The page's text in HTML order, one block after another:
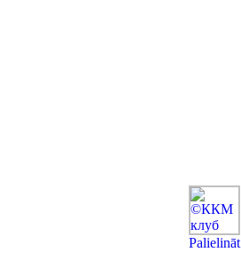
Рalielināt